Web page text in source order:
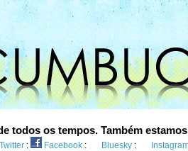
todos os tempos. Também
Twitter : Facebook : Bluesky :